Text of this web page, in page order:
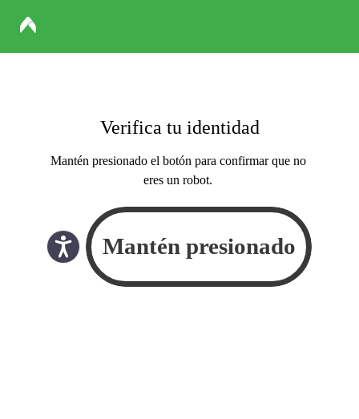
Verifica tu identidad
Mantén presionado el botón para confirmar que no
eres un robot.